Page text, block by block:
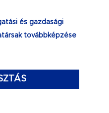
és gazdasági
továbbképzése